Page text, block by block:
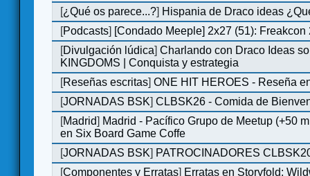
[¿Qué os parece...?] Hispania de Draco ideas
[Podcasts] [Condado Meeple] 2x27 (51): Freakcon
[Divulgación lúdica]Charlando con Draco Ideas
KINGDOMS | Conquista y estrategia
[Reseñas escritas]ONE HIT HEROES - Reseña
[JORNADAS BSK]CLBSK26 - Comida de
[Madrid] Madrid - Pacífico Grupo de Meetup (+50
en Six Board Game Coffe
[JORNADAS BSK] PATROCINADORES
[Componentes y Erratas] Erratas en Storyfold: